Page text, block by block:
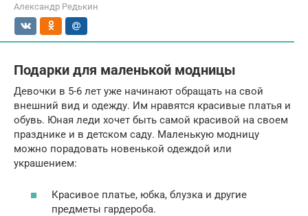
Александр Редькин
Подарки для маленькой модницы
Девочки в 5-6 лет уже начинают обращать на свой
внешний вид и одежду. Им нравятся красивые платья и
обувь. Юная леди хочет быть самой красивой на своем
празднике и в детском саду. Маленькую модницу
можно порадовать новенькой одеждой или
украшением:
Красивое платье, юбка, блузка и другие
предметы гардероба.